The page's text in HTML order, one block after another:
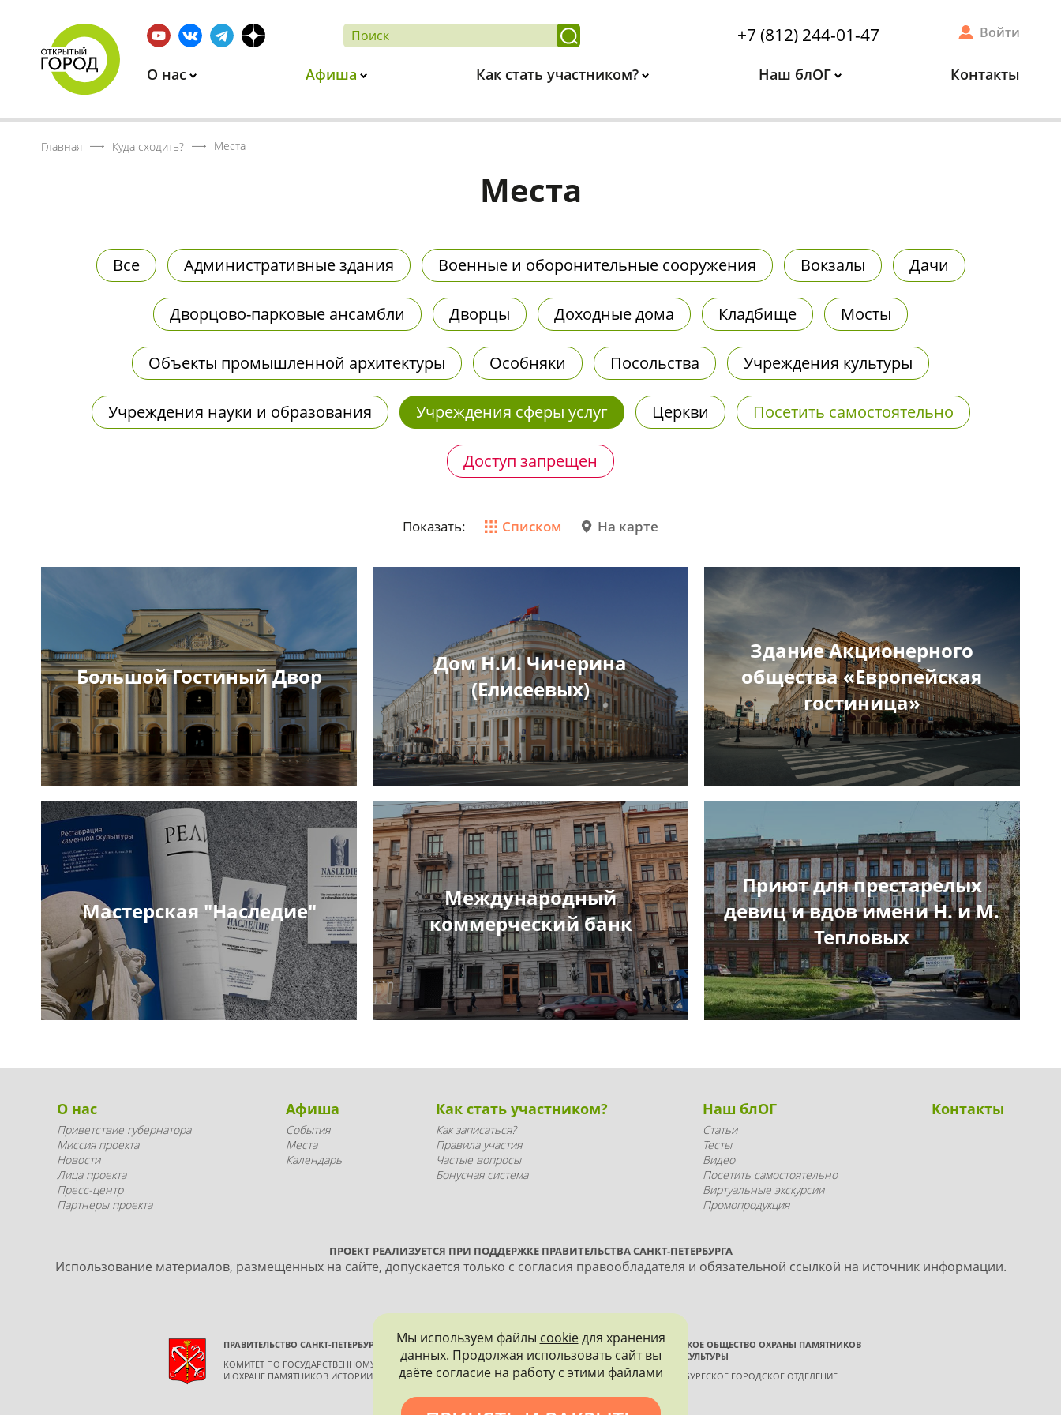
+7 (812) 244-01-47 Войти
О нас Афиша Как стать участником? Наш блОГ Контакты
Главная Куда сходить? Места
Места
Все Административные здания Военные и оборонительные сооружения Вокзалы Дачи
Дворцово-парковые ансамбли Дворцы Доходные дома Кладбище Мосты
Объекты промышленной архитектуры Особняки Посольства Учреждения культуры
Учреждения науки и образования Учреждения сферы услуг Церкви Посетить самостоятельно
Доступ запрещен
Показать: Списком На карте
Большой Гостиный Двор
Дом Н.И. Чичерина
(Елисеевых)
Здание Акционерного
общества «Европейская
гостиница»
Мастерская "Наследие"
Международный
коммерческий банк
Приют для престарелых
девиц и вдов имени Н. и М.
Тепловых
О нас
Приветствие губернатора
Миссия проекта
Новости
Лица проекта
Пресс-центр
Партнеры проекта
Афиша
События
Места
Календарь
Как стать участником?
Как записаться?
Правила участия
Частые вопросы
Бонусная система
Наш блОГ
Статьи
Тесты
Видео
Посетить самостоятельно
Виртуальные экскурсии
Промопродукция
Контакты
ПРОЕКТ РЕАЛИЗУЕТСЯ ПРИ ПОДДЕРЖКЕ ПРАВИТЕЛЬСТВА САНКТ-ПЕТЕРБУРГА
Использование материалов, размещенных на сайте, допускается только с согласия правообладателя и обязательной ссылкой на источник информации.
ПРАВИТЕЛЬСТВО САНКТ-ПЕТЕРБУРГА
КОМИТЕТ ПО ГОСУДАРСТВЕННОМУ КОНТРОЛЮ, ИСПОЛЬЗОВАНИЮ
И ОХРАНЕ ПАМЯТНИКОВ ИСТОРИИ И КУЛЬТУРЫ
ВСЕРОССИЙСКОЕ ОБЩЕСТВО ОХРАНЫ ПАМЯТНИКОВ
ИСТОРИИ И КУЛЬТУРЫ
САНКТ-ПЕТЕРБУРГСКОЕ ГОРОДСКОЕ ОТДЕЛЕНИЕ
Мы используем файлы cookieдля хранения
данных. Продолжая использовать сайт вы
даёте согласие на работу с этими файлами